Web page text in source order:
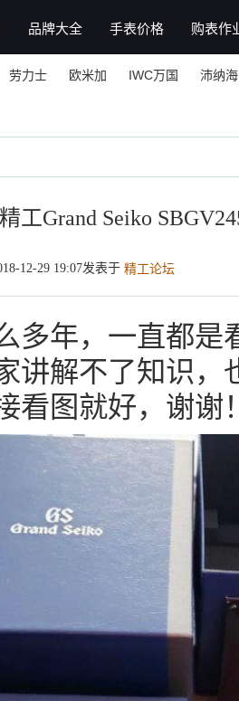
品牌大全 手表价格 购表作
劳力士 欧米加 IWC万国 沛纳海
工Grand Seiko
12-29 19:07发表于 精工论坛
多年，一直都是
讲解不了知识，
看图就好，谢谢